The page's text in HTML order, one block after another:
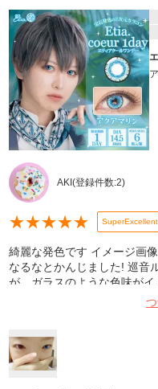
AKI (登録件数:2)
★★★★★ SuperExcellent
綺麗な発色です イメージ画
なるなとかんじました! 巡音
が、ガラスのような色味が
た、初めてのカラコンだっ
ですが、何も問題なくイベ